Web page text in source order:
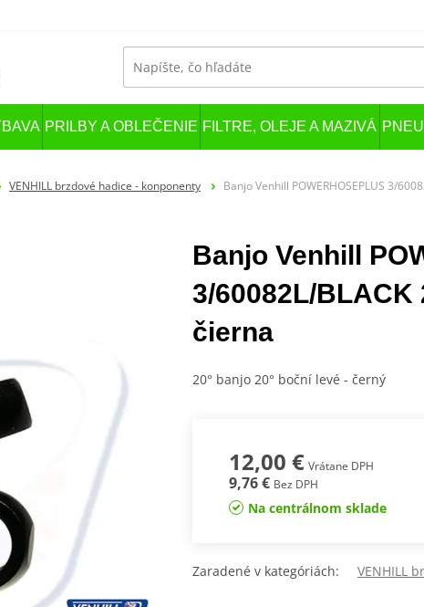
PRILBY A OBLEČENIE FILTRE, OLEJE A MAZIVÁ
VENHILL brzdové hadice - konponenty Banjo Venhill POWERHOSEPLUS 3/
Banjo Venhill
3/60082L/BLACK
čierna
20° banjo 20° boční levé - černý
12,00 € Vrátane DPH
9,76 € Bez DPH
Na centrálnom sklade
Zaradené v kategóriách: VENHILL